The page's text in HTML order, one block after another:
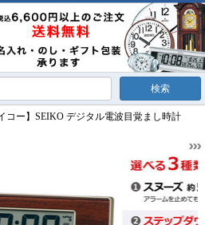
コー】SEIKO デジタル電波目覚まし時計